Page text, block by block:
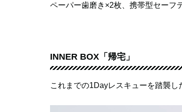
ペーパー歯磨き×2枚、携帯型セーフ
INNER BOX「帰宅」
これまでの1Dayレスキューを踏襲し